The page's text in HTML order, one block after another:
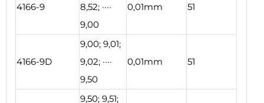
4166-9
8,52; ····
9,00
0,01mm 51
4166-9D
9,00; 9,01;
9,02; ····
9,50
0,01mm 51
9,50; 9,51;